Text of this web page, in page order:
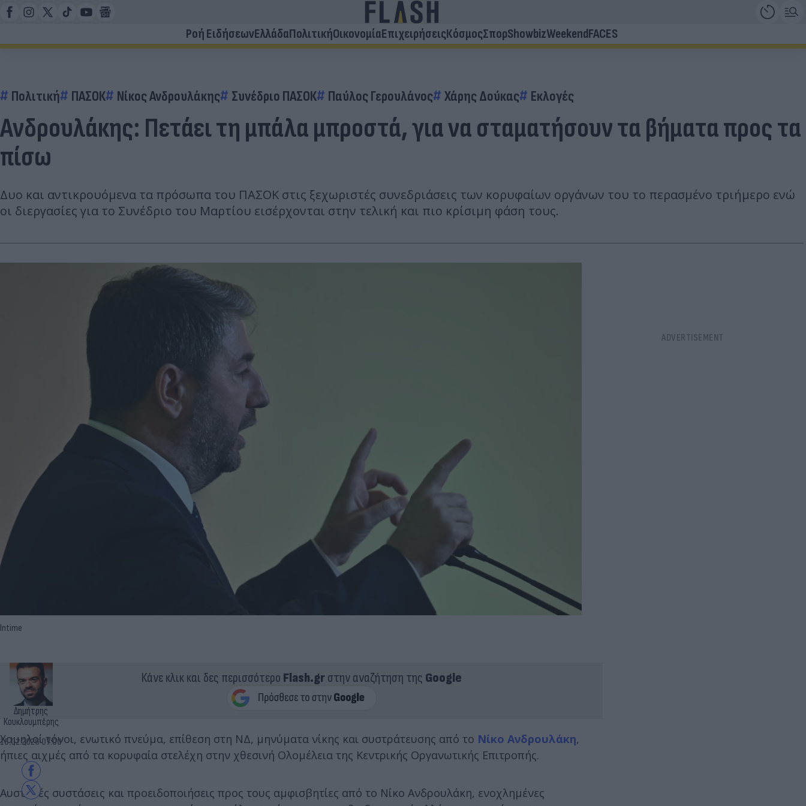
Ροή ΕιδήσεωνΕλλάδαΠολιτικήΟικονομίαΕπιχειρήσειςΚόσμοςΣπορShowbizWeekendFACES
Πολιτική ΠΑΣΟΚ Νίκος Ανδρουλάκης Συνέδριο ΠΑΣΟΚ Παύλος Γερουλάνος Χάρης Δούκας Εκλογές
Ανδρουλάκης: Πετάει τη μπάλα μπροστά, για να σταματήσουν τα βήματα προς τα
πίσω
Δυο και αντικρουόμενα τα πρόσωπα του ΠΑΣΟΚ στις ξεχωριστές συνεδριάσεις των κορυφαίων οργάνων του το περασμένο τριήμερο ενώ
οι διεργασίες για το Συνέδριο του Μαρτίου εισέρχονται στην τελική και πιο κρίσιμη φάση τους.
Intime
Δημήτρης
Κουκλουμπέρης
16.02.2026 07:00
Κάνε κλικ και δες περισσότερο Flash.grστην αναζήτηση της Google
Χαμηλοί τόνοι, ενωτικό πνεύμα, επίθεση στη ΝΔ, μηνύματα νίκης και συστράτευσης από το Νίκο Ανδρουλάκη,
ήπιες αιχμές από τα κορυφαία στελέχη στην χθεσινή Ολομέλεια της Κεντρικής Οργανωτικής Επιτροπής.
Αυστηρές συστάσεις και προειδοποιήσεις προς τους αμφισβητίες από το Νίκο Ανδρουλάκη, ενοχλημένες